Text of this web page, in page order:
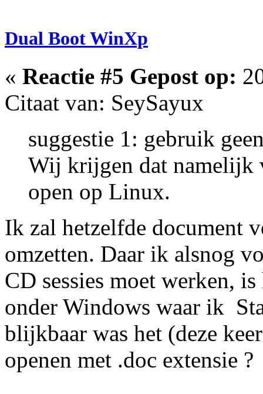
Dual Boot WinXp
« Reactie #5 Gepost op:
Citaat van: SeySayux
suggestie 1: gebruik
Wij krijgen dat namelijk
open op Linux.
Ik zal hetzelfde document
omzetten. Daar ik alsnog
CD sessies moet werken,
onder Windows waar ik
blijkbaar was het (deze
openen met .doc extensie ?